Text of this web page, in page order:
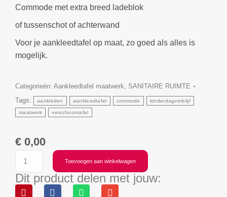
Commode met extra breed ladeblok
of tussenschot of achterwand
Voor je aankleedtafel op maat, zo goed als alles is
mogelijk.
Categorieën: Aankleedtafel maatwerk, SANITAIRE RUIMTE
Tags:
aankleden aankleedtafel commode kinderdagverblijf
maatwerk verschoontafel
€ 0,00
Toevoegen aan winkelwagen
Dit product delen met jouw: